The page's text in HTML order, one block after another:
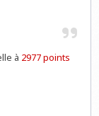
à 2977 points